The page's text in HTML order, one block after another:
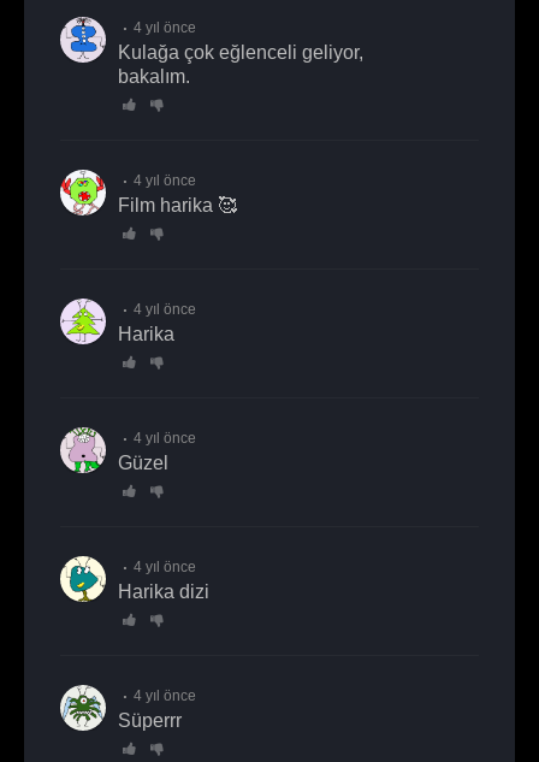
4 yıl önce
Kulağa çok eğlenceli geliyor,
bakalım.
4 yıl önce
Film harika 🥰
4 yıl önce
harika
4 yıl önce
Güzel
4 yıl önce
Harika dizi
4 yıl önce
süperrr